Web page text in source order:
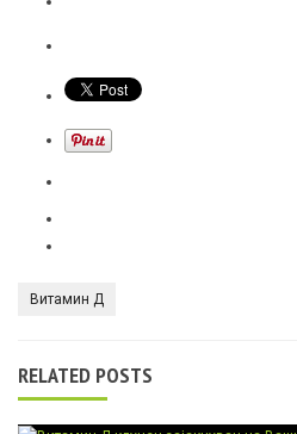
Витамин Д
RELATED POSTS